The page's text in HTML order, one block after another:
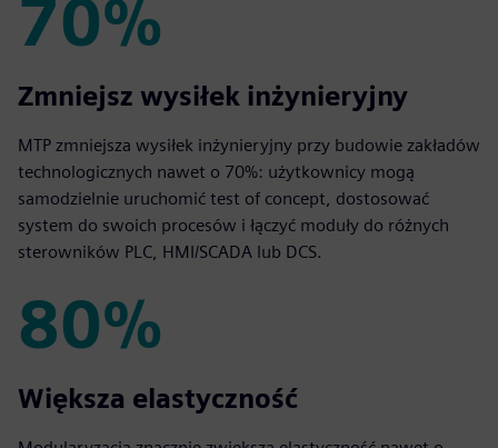
70%
70%
Zmniejsz wysiłek inżynieryjny
MTP zmniejsza wysiłek inżynieryjny przy budowie zakładów
technologicznych nawet o 70%: użytkownicy mogą
samodzielnie uruchomić test of concept, dostosować
system do swoich procesów i łączyć moduły do różnych
sterowników PLC, HMI/SCADA lub DCS.
80%
80%
Większa elastyczność